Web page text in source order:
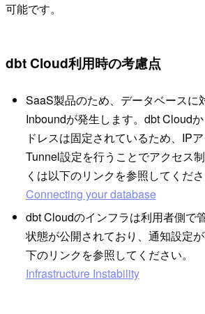
可能です。
dbt Cloud利用時の考慮点
SaaS製品のため、データベースに
Inboundが発生します。dbt Cloud
ドレスは固定されているため、IP
Tunnel設定を行うことでアクセス
くは以下のリンクを参照してくださ
Connecting your database
dbt Cloudのインフラは利用者側で
状態が公開されており、通知設定
下のリンクを参照してください。
Infrastructure Instability